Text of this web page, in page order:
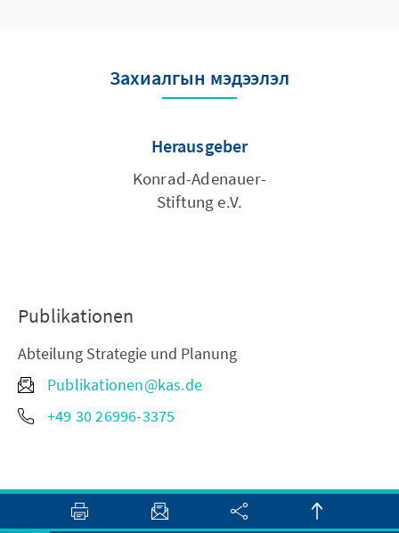
Захиалгын мэдээлэл
Herausgeber
Konrad-Adenauer-
Stiftung e.V.
Publikationen
Abteilung Strategie und Planung
Publikationen@kas.de
+49 30 26996-3375